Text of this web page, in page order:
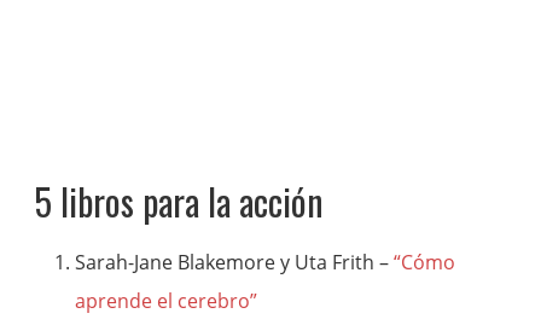
5 libros para la acción
Sarah-Jane Blakemore y Uta Frith –“Cómo
aprende el cerebro”